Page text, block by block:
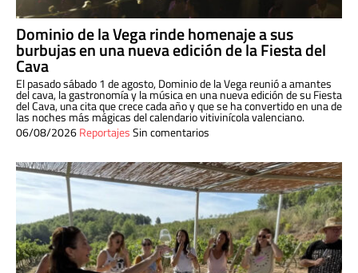
Dominio de la Vega rinde homenaje a sus
burbujas en una nueva edición de la Fiesta del
Cava
El pasado sábado 1 de agosto, Dominio de la Vega reunió a amantes
del cava, la gastronomía y la música en una nueva edición de su Fiesta
del Cava, una cita que crece cada año y que se ha convertido en una de
las noches más mágicas del calendario vitivinícola valenciano.
06/08/2026ReportajesSin comentarios